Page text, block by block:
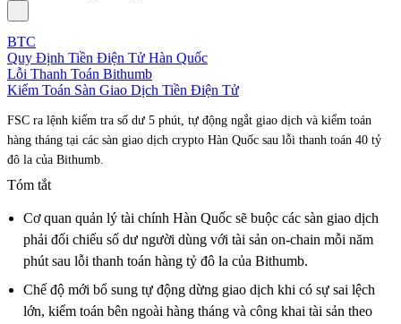
BTC
Quy Định Tiền Điện Tử Hàn Quốc
Lỗi Thanh Toán Bithumb
Kiểm Toán Sàn Giao Dịch Tiền Điện Tử
FSC ra lệnh kiểm tra số dư 5 phút, tự động ngắt giao dịch và kiểm toán
hàng tháng tại các sàn giao dịch crypto Hàn Quốc sau lỗi thanh toán 40 tỷ
đô la của Bithumb.
Tóm tắt
Cơ quan quản lý tài chính Hàn Quốc sẽ buộc các sàn giao dịch
phải đối chiếu số dư người dùng với tài sản on-chain mỗi năm
phút sau lỗi thanh toán hàng tỷ đô la của Bithumb.
Chế độ mới bổ sung tự động dừng giao dịch khi có sự sai lệch
lớn, kiểm toán bên ngoài hàng tháng và công khai tài sản theo